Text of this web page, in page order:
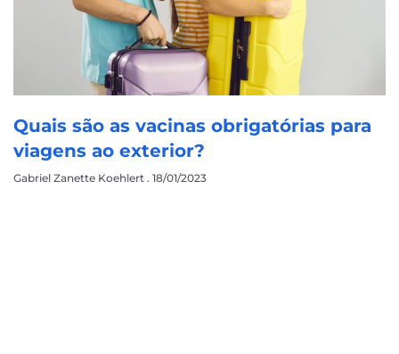
Quais são as vacinas obrigatórias para
viagens ao exterior?
Gabriel Zanette Koehlert 18/01/2023